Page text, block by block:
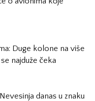
Duge kolone na više
najduže čeka
danas u znaku